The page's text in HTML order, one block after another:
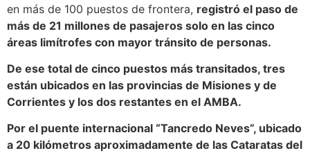
en más de 100 puestos de frontera, registró el paso de
más de 21 millones de pasajeros solo en las cinco
áreas limítrofes con mayor tránsito de personas.
De ese total de cinco puestos más transitados, tres
están ubicados en las provincias de Misiones y de
Corrientes y los dos restantes en el AMBA.
Por el puente internacional “Tancredo Neves”, ubicado
a 20 kilómetros aproximadamente de las Cataratas del